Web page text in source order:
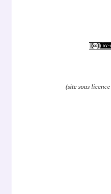
(site sous licence